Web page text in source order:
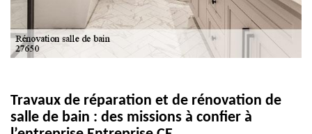
Travaux de réparation et de rénovation de
salle de bain : des missions à confier à